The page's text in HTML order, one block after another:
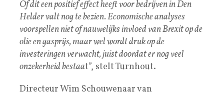
Of dit een positief effect heeft voor bedrijven in Den
Helder valt nog te bezien. Economische analyses
voorspellen niet of nauwelijks invloed van Brexit op de
olie en gasprijs, maar wel wordt druk op de
investeringen verwacht, juist doordat er nog veel
onzekerheid bestaat”, stelt Turnhout.
Directeur Wim Schouwenaar van